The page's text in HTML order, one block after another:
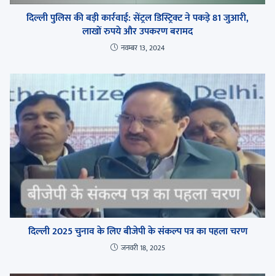
दिल्ली पुलिस की बड़ी कार्रवाई: सेंट्रल डिस्ट्रिक्ट ने पकड़े 81 जुआरी,
लाखों रुपये और उपकरण बरामद
नवम्बर 13, 2024
दिल्ली 2025 चुनाव के लिए बीजेपी के संकल्प पत्र का पहला चरण
जनवरी 18, 2025